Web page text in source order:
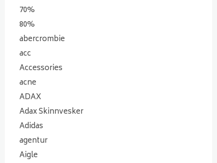
70%
80%
abercrombie
acc
Accessories
acne
ADAX
Adax Skinnvesker
Adidas
agentur
Aigle